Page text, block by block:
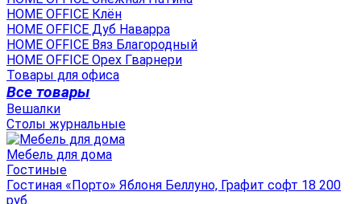
HOME OFFICE Клён
HOME OFFICE Дуб Наварра
HOME OFFICE Вяз Благородный
HOME OFFICE Орех Гварнери
Товары для офиса
Все товары
Вешалки
Столы журнальные
Мебель для дома
Гостиные
Гостиная «Порто» Яблоня Беллуно, Графит софт 18 200
руб.